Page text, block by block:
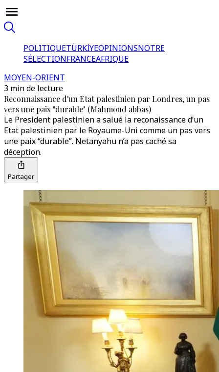
POLITIQUETÜRKİYEOPINIONSNOTRE
SÉLECTIONFRANCEAFRIQUE
MOYEN-ORIENT
3 min de lecture
Reconnaissance d'un Etat palestinien par Londres, un pas
vers une paix "durable" (Mahmoud abbas)
Le President palestinien a salué la reconaissance d’un
Etat palestinien par le Royaume-Uni comme un pas vers
une paix “durable”. Netanyahu n’a pas caché sa
déception.
Partager